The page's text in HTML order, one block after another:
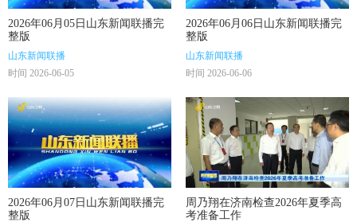
2026年06月05日山东新闻联播完
整版
山东新闻联播
时间 2026-06-05
2026年06月06日山东新闻联播完
整版
山东新闻联播
时间 2026-06-06
2026年06月07日山东新闻联播完
整版
周乃翔在济南检查2026年夏季高
考准备工作